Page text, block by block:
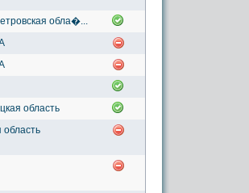
обла�...
область
область